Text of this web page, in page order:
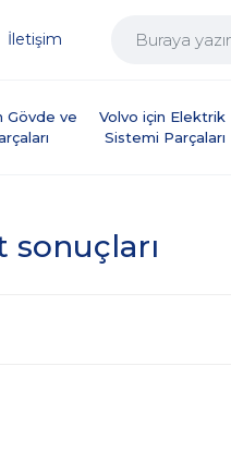
İletişim
Gövde ve
Volvo için Elektrik
Sistemi Parçaları
sonuçları